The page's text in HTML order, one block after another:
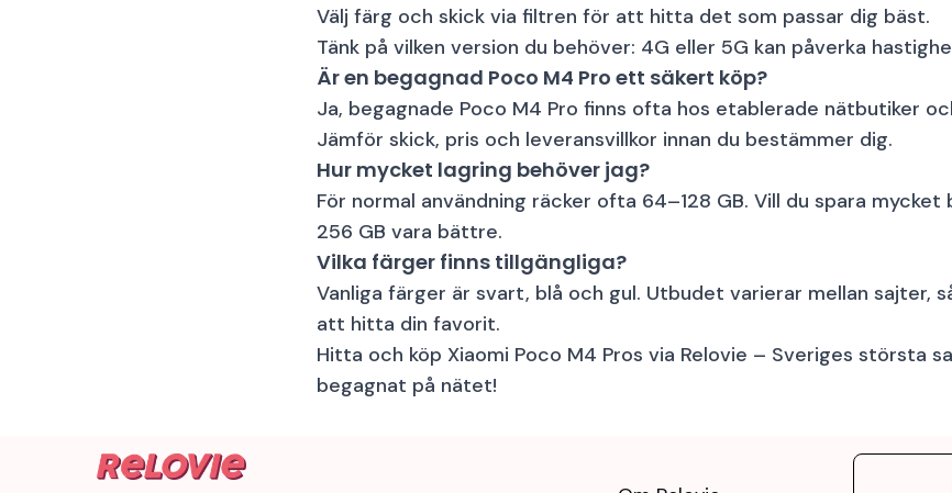
Välj färg och skick via filtren för att hitta det som passar dig bäst.
Tänk på vilken version du behöver: 4G eller 5G kan påverka
Är en begagnad Poco M4 Pro ett säkert köp?
Ja, begagnade Poco M4 Pro finns ofta hos etablerade nätbutiker
Jämför skick, pris och leveransvillkor innan du bestämmer dig.
Hur mycket lagring behöver jag?
För normal användning räcker ofta 64–128 GB. Vill du spara mycket
256 GB vara bättre.
Vilka färger finns tillgängliga?
Vanliga färger är svart, blå och gul. Utbudet varierar mellan sajter,
att hitta din favorit.
Hitta och köp Xiaomi Poco M4 Pros via Relovie – Sveriges största
begagnat på nätet!